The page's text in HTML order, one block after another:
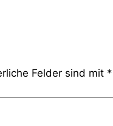
Felder sind mit *